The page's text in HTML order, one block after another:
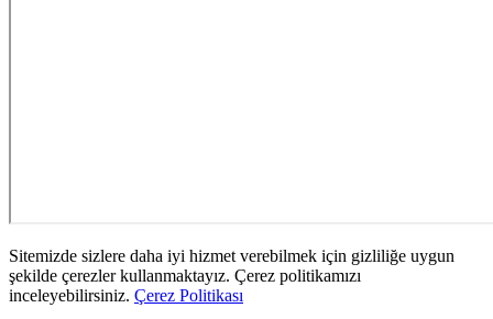
Sitemizde sizlere daha iyi hizmet verebilmek için gizliliğe uygun
şekilde çerezler kullanmaktayız. Çerez politikamızı
inceleyebilirsiniz. Çerez Politikası